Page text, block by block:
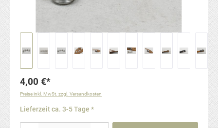
4,00 €*
Preise inkl. MwSt. zzgl. Versandkosten
Lieferzeit ca. 3-5 Tage *
Produkt Anzahl: Gib den gewünschten Wert ein oder benutze die Schaltflächen um die